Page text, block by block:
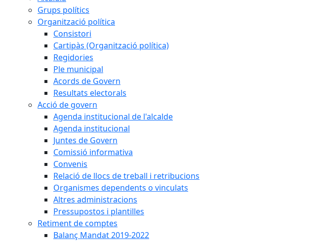
Grups polítics
Organització política
Consistori
Cartipàs (Organització política)
Regidories
Ple municipal
Acords de Govern
Resultats electorals
Acció de govern
Agenda institucional de l'alcalde
Agenda institucional
Juntes de Govern
Comissió informativa
Convenis
Relació de llocs de treball i retribucions
Organismes dependents o vinculats
Altres administracions
Pressupostos i plantilles
Retiment de comptes
Balanç Mandat 2019-2022